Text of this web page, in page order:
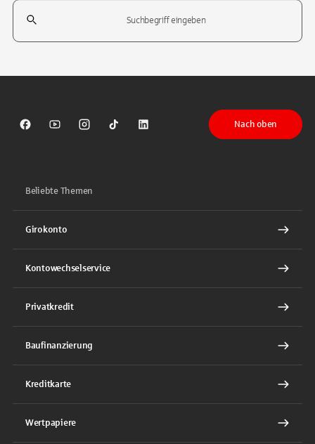
Suchfeld
Sparkasse auf Facebook
Sparkasse auf Youtube
Sparkasse auf Instagram
Sparkasse auf TikTok
Sparkasse auf LinkedIn
Nach oben
Beliebte Themen
Girokonto
Kontowechselservice
Privatkredit
Baufinanzierung
Kreditkarte
Wertpapiere